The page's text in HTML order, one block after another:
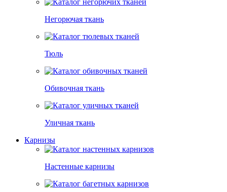
Негорючая ткань
Тюль
Обивочная ткань
Уличная ткань
Карнизы
Настенные карнизы